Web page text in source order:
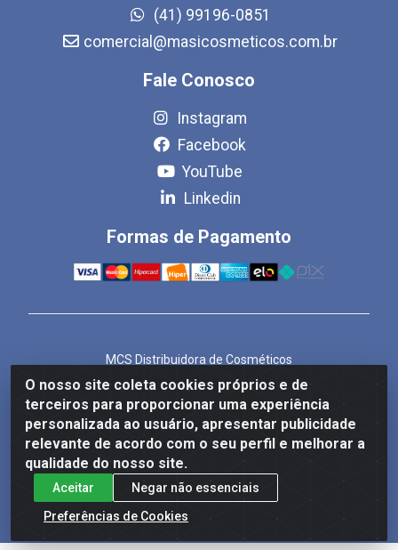
O nosso site coleta cookies próprios e de
terceiros para proporcionar uma experiência
personalizada ao usuário, apresentar publicidade
relevante de acordo com o seu perfil e melhorar a
qualidade do nosso site.
Aceitar
Negar não essenciais
Preferências de Cookies
(41) 99196-0851
comercial@masicosmeticos.com.br
Fale Conosco
Instagram
Facebook
YouTube
Linkedin
Formas de Pagamento
MCS Distribuidora de Cosméticos
Rua Bom Jesus de Iguape, 1409 - Hauer, Curitiba/PR -
CEP 81.610-040
CNPJ 86.825.155/0001-82